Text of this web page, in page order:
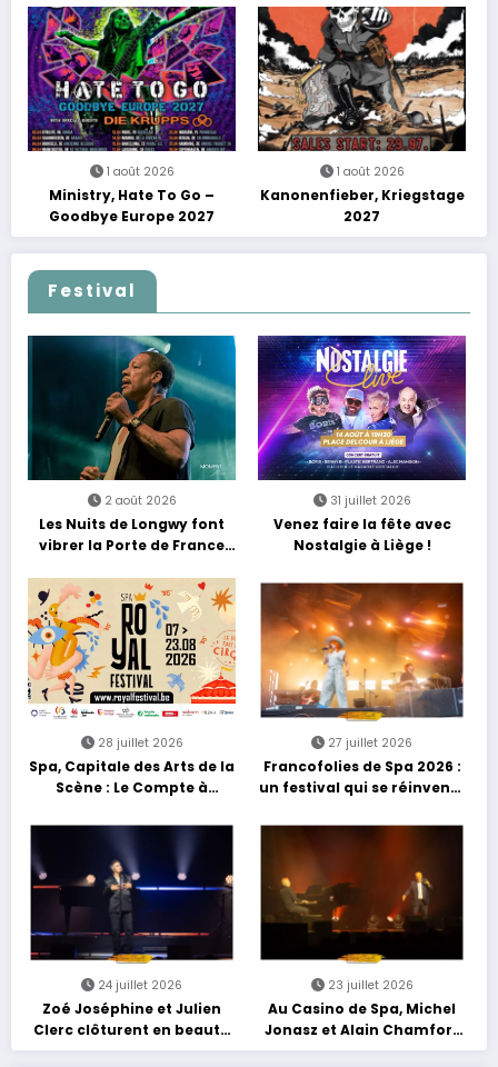
découvertes et énergie
reggae
1 août 2026
Ministry, Hate To Go –
Goodbye Europe 2027
1 août 2026
Kanonenfieber, Kriegstage
2027
Festival
2 août 2026
Les Nuits de Longwy font
vibrer la Porte de France
découvertes et énergie
reggae
31 juillet 2026
Venez faire la fête avec
Nostalgie à Liège !
28 juillet 2026
Spa, Capitale des Arts de la
Scène : Le Compte à
27 juillet 2026
Francofolies de Spa 2026 :
un festival qui se réinvente
grands moments de scène
24 juillet 2026
Zoé Joséphine et Julien
Clerc clôturent en beauté
Les Nuits Francofolies au
23 juillet 2026
Au Casino de Spa, Michel
Jonasz et Alain Chamfort
célèbrent le temps qui